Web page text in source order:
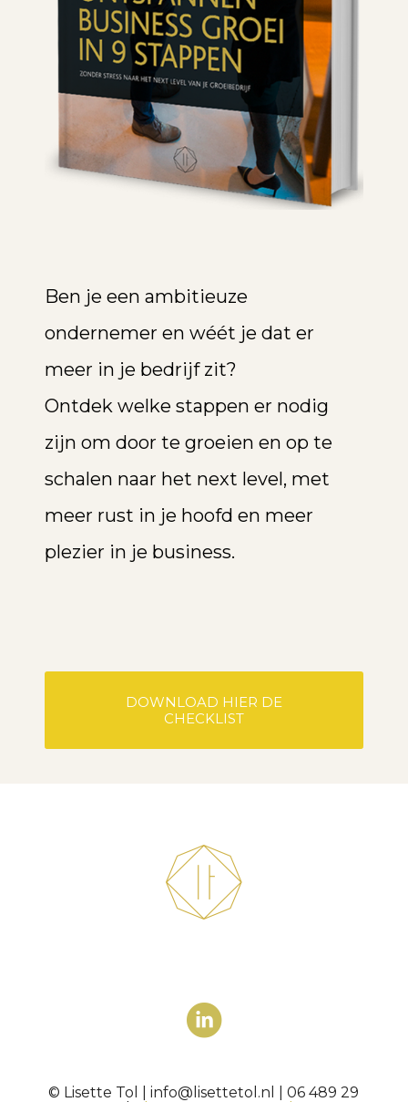
Ben je een ambitieuze
ondernemer en wéét je dat er
meer in je bedrijf zit?
Ontdek welke stappen er nodig
zijn om door te groeien en op te
schalen naar het next level, met
meer rust in je hoofd en meer
plezier in je business.
DOWNLOAD HIER DE
CHECKLIST
© Lisette Tol | info@lisettetol.nl | 06 489 29